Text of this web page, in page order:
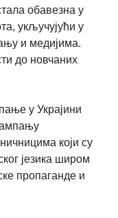
обавезна у
укључујући у
и медијима.
до новчаних
у Украјини
који су
језика широм
пропаганде и